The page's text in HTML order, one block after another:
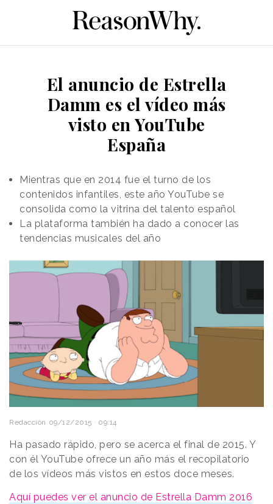
El anuncio de Estrella
Damm es el vídeo más
visto en YouTube
España
Mientras que en 2014 fue el turno de los
contenidos infantiles, este año YouTube se
consolida como la vitrina del talento español
La plataforma también ha dado a conocer las
tendencias musicales del año
Redacción 09/12/2015 · 09:14
Ha pasado rápido, pero se acerca el final de 2015. Y
con él YouTube ofrece un año más el recopilatorio
de los vídeos más vistos en estos doce meses.
Aquí puedes ver el anuncio de Estrella Damm 2016